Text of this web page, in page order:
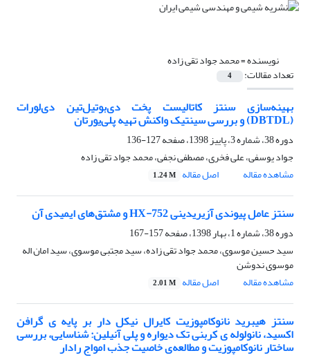
نویسنده =محمد جواد تقی زاده
تعداد مقالات: 4
بهینه‌سازی سنتز کاتالیست پخت دی‌بوتیل‌تین ‌دی‌لورات
(DBTDL) و بررسی سینتیک واکنش تهیه پلی‌یورتان
دوره 38، شماره 3، پاییز 1398، صفحه
127-136
جواد یوسفی، علی فخری، مصطفی نجفی، محمد جواد تقی زاده
مشاهده مقاله
اصل مقاله 1.24 M
سنتز عامل پیوندی آزیریدینی HX-752 و مشتق‌های ایمیدی آن
دوره 38، شماره 1، بهار 1398، صفحه
157-167
سید حسین موسوی، محمد جواد تقی زاده، سید مجتبی موسوی، سید امان اله
موسوی ندوشن
مشاهده مقاله
اصل مقاله 2.01 M
سنتز هیبرید نانوکامپوزیت کایرال نیکل دار بر پایه ی گرافن
اکسید، نانولوله ی کربنی تک دیواره و پلی آنیلین: شناسایی، بررسی
ساختار نانوکامپوزیت و مطالعه‌ی خاصیت جذب امواج رادار